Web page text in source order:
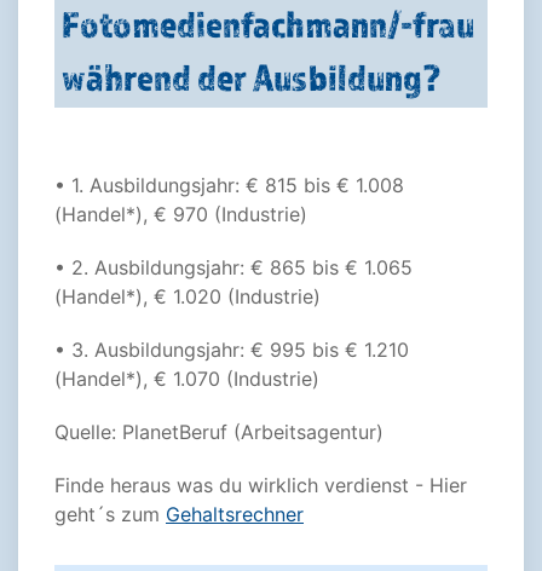
Fotomedienfachmann/-frau
während der Ausbildung?
• 1. Ausbildungsjahr: € 815 bis € 1.008
(Handel*), € 970 (Industrie)
• 2. Ausbildungsjahr: € 865 bis € 1.065
(Handel*), € 1.020 (Industrie)
• 3. Ausbildungsjahr: € 995 bis € 1.210
(Handel*), € 1.070 (Industrie)
Quelle: PlanetBeruf (Arbeitsagentur)
Finde heraus was du wirklich verdienst - Hier
geht´s zum Gehaltsrechner